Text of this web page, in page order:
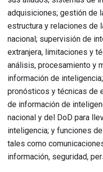
adquisiciones; gestión de
estructura y relaciones de
nacional; supervisión de
extranjera, limitaciones y
análisis, procesamiento y
información de
pronósticos y técnicas de
de información de
nacional y del DoD para
inteligencia; y funciones
tales como
información, seguridad,